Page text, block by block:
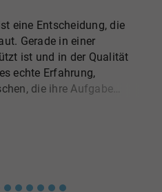
eine Entscheidung, die
Gerade in einer
ist und in der Qualität
echte Erfahrung,
die ihre Aufgabe
unser Auftreten sehr
gibt es gute Gründe.
ausgezeichnet,